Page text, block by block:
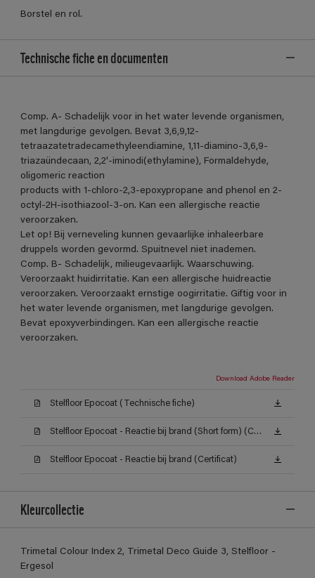
Borstel en rol.
Technische fiche en documenten
Comp. A- Schadelijk voor in het water levende organismen,
met langdurige gevolgen. Bevat 3,6,9,12-
tetraazatetradecamethyleendiamine, 1,11-diamino-3,6,9-
triazaündecaan, 2,2'-iminodi(ethylamine), Formaldehyde,
oligomeric reaction
products with 1-chloro-2,3-epoxypropane and phenol en 2-
octyl-2H-isothiazool-3-on. Kan een allergische reactie
veroorzaken.
Let op! Bij verneveling kunnen gevaarlijke inhaleerbare
druppels worden gevormd. Spuitnevel niet inademen.
Comp. B- Schadelijk, milieugevaarlijk. Waarschuwing.
Veroorzaakt huidirritatie. Kan een allergische huidreactie
veroorzaken. Veroorzaakt ernstige oogirritatie. Giftig voor in
het water levende organismen, met langdurige gevolgen.
Bevat epoxyverbindingen. Kan een allergische reactie
veroorzaken.
Download Adobe Reader
Stelfloor Epocoat (Technische fiche)
Stelfloor Epocoat - Reactie bij brand (Short form) (Certificat)
Stelfloor Epocoat - Reactie bij brand (Certificat)
Kleurcollectie
Trimetal Colour Index 2, Trimetal Deco Guide 3, Stelfloor -
Ergesol